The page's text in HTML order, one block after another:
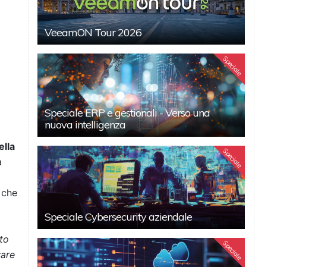
VeeamON Tour 2026
Speciale
Speciale ERP e gestionali - Verso una
nuova intelligenza
Speciale
Speciale Cybersecurity aziendale
Speciale